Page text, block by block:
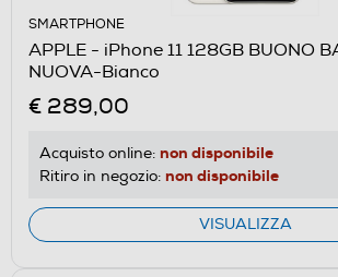
SMARTPHONE
APPLE - iPhone 11 128GB BUONO
NUOVA-Bianco
€ 289,00
Acquisto online: non disponibile
Ritiro in negozio: non disponibile
VISUALIZZA